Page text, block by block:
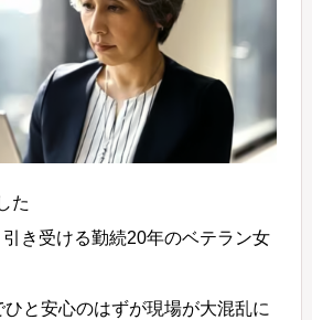
た
き受ける勤続20年のベテラン女
と安心のはずが現場が大混乱に